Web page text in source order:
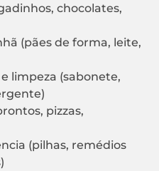
chocolates,
(pães de forma, leite,
limpeza (sabonete,
pizzas,
(pilhas, remédios